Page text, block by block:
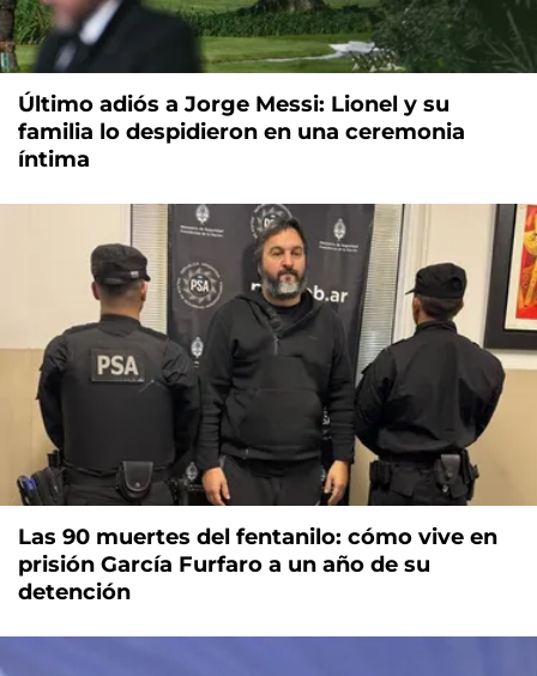
Último adiós a Jorge Messi: Lionel y su
familia lo despidieron en una ceremonia
íntima
Las 90 muertes del fentanilo: cómo vive en
prisión García Furfaro a un año de su
detención